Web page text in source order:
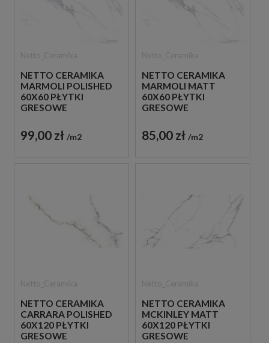
NETTO CERAMIKA
MARMOLI POLISHED
60X60 PŁYTKI
GRESOWE
99,00 zł m2
NETTO CERAMIKA
MARMOLI MATT
60X60 PŁYTKI
GRESOWE
85,00 zł m2
NETTO CERAMIKA
CARRARA POLISHED
60X120 PŁYTKI
GRESOWE
NETTO CERAMIKA
MCKINLEY MATT
60X120 PŁYTKI
GRESOWE